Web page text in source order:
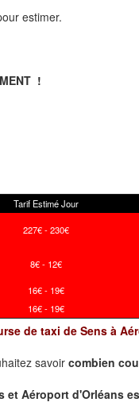
estimer.
!
Tarif Estimé Jour
227€ - 230€
8€ - 12€
16€ - 19€
16€ - 19€
de taxi de Sens à
savoir combien
et Aéroport d'Orléans